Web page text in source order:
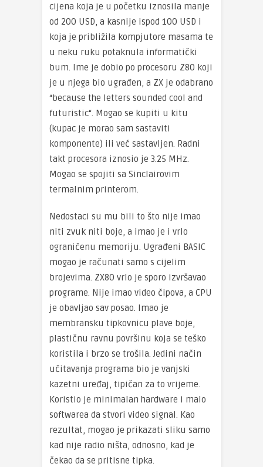
cijena koja je u početku iznosila manje
od 200 USD, a kasnije ispod 100 USD i
koja je približila kompjutore masama te
u neku ruku potaknula informatički
bum. Ime je dobio po procesoru Z80 koji
je u njega bio ugrađen, a ZX je odabrano
“because the letters sounded cool and
futuristic“. Mogao se kupiti u kitu
(kupac je morao sam sastaviti
komponente) ili već sastavljen. Radni
takt procesora iznosio je 3.25 MHz.
Mogao se spojiti sa Sinclairovim
termalnim printerom.
Nedostaci su mu bili to što nije imao
niti zvuk niti boje, a imao je i vrlo
ograničenu memoriju. Ugrađeni BASIC
mogao je računati samo s cijelim
brojevima. ZX80 vrlo je sporo izvršavao
programe. Nije imao video čipova, a CPU
je obavljao sav posao. Imao je
membransku tipkovnicu plave boje,
plastičnu ravnu površinu koja se teško
koristila i brzo se trošila. Jedini način
učitavanja programa bio je vanjski
kazetni uređaj, tipičan za to vrijeme.
Koristio je minimalan hardware i malo
softwarea da stvori video signal. Kao
rezultat, mogao je prikazati sliku samo
kad nije radio ništa, odnosno, kad je
čekao da se pritisne tipka.